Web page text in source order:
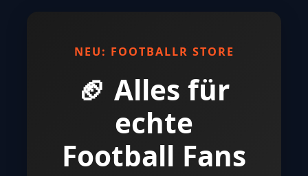
NEU: FOOTBALLR STORE
🏈 Alles für
echte
Football Fans